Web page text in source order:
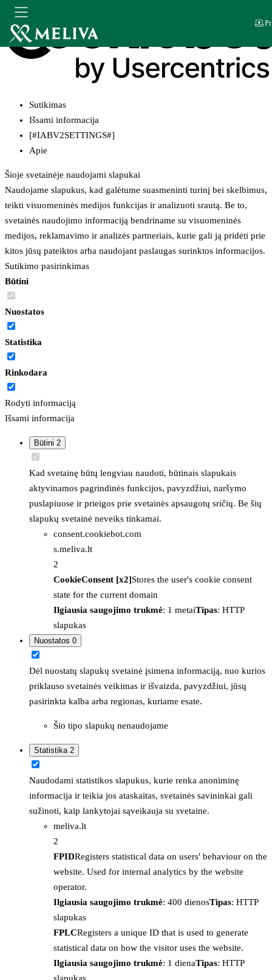
Sutikimas
Išsami informacija
[#IABV2SETTINGS#]
Apie
Šioje svetainėje naudojami slapukai
Naudojame slapukus, kad galėtume suasmeninti turinį bei skelbimus,
teikti visuomeninės medijos funkcijas ir analizuoti srautą. Be to,
svetainės naudojimo informaciją bendriname su visuomeninės
medijos, reklamavimo ir analizės partneriais, kurie gali ją pridėti prie
kitos jūsų pateiktos arba naudojant paslaugas surinktos informacijos.
Sutikimo pasirinkimas
Būtini
Nuostatos
Statistika
Rinkodara
Rodyti informaciją
Išsami informacija
Būtini 2
Kad svetainę būtų lengviau naudoti, būtinais slapukais
aktyvinamos pagrindinės funkcijos, pavyzdžiui, naršymo
puslapiuose ir prieigos prie svetainės apsaugotų sričių. Be šių
slapukų svetainė neveiks tinkamai.
consent.cookiebot.com
s.meliva.lt
2
CookieConsent [x2]Stores the user's cookie consent
state for the current domain
Ilgiausia saugojimo trukmė: 1 metaiTipas: HTTP
slapukas
Nuostatos 0
Dėl nuostatų slapukų svetainė įsimena informaciją, nuo kurios
priklauso svetainės veikimas ir išvaizda, pavyzdžiui, jūsų
pasirinkta kalba arba regionas, kuriame esate.
Šio tipo slapukų nenaudojame
Statistika 2
Naudodami statistikos slapukus, kurie renka anoniminę
informacija ir teikia jos ataskaitas, svetainės savininkai gali
sužinoti, kaip lankytojai sąveikauja su svetaine.
meliva.lt
2
FPIDRegisters statistical data on users' behaviour on the
website. Used for internal analytics by the website
operator.
Ilgiausia saugojimo trukmė: 400 dienosTipas: HTTP
slapukas
FPLCRegisters a unique ID that is used to generate
statistical data on how the visitor uses the website.
Ilgiausia saugojimo trukmė: 1 dienaTipas: HTTP
slapukas